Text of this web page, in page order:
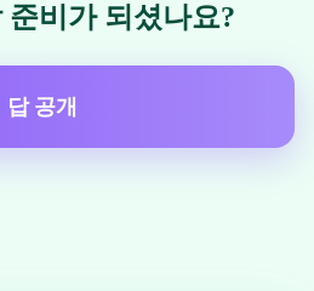
준비가 되셨나요?
답 공개